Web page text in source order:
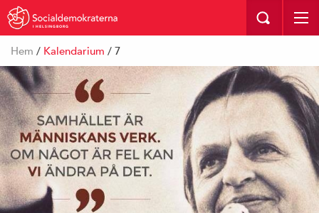
I HELSINGBORG
Hem / Kalendarium / 7